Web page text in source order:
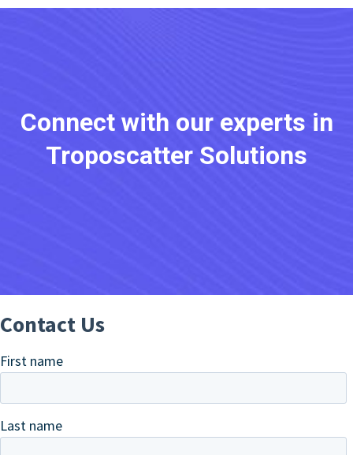
Connect with our experts in
Troposcatter Solutions